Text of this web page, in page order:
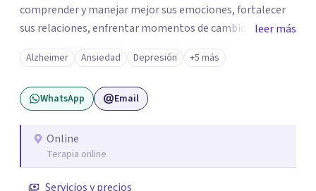
comprender y manejar mejor sus emociones, fortalecer
sus relaciones, enfrentar momentos de cambio o superar
situaciones que afectan su bienestar emocional. Además,
cuento con experiencia en el acompañamiento de
personas mayores, cuidadores y procesos de
neurorrehabilitación, desde una mirada integral de la
acompañamiento profesional, cercano y humano, aquí
puedes comenzar tu proceso.
leer más
Alzheimer Ansiedad Depresión +5 más
WhatsApp Email
Online
Terapia online
Servicios y precios